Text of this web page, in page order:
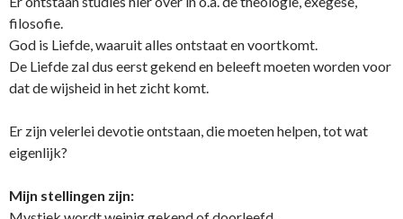
filosofie.
God is Liefde, waaruit alles o­ntstaat en voortkomt.
De Liefde zal dus eerst gekend en beleeft moeten worden voor
dat de wijsheid in het zicht komt.
Er zijn velerlei devotie o­ntstaan, die moeten helpen, tot wat
eigenlijk?
Mijn stellingen zijn: